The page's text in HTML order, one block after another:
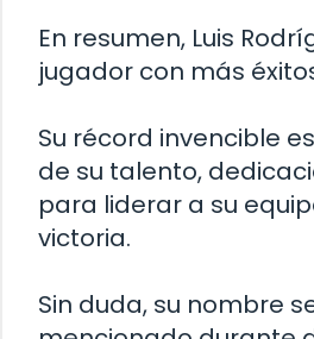
En resumen, Luis
jugador con más
Su récord invencible
de su talento,
para liderar a su
victoria.
Sin duda, su nombre